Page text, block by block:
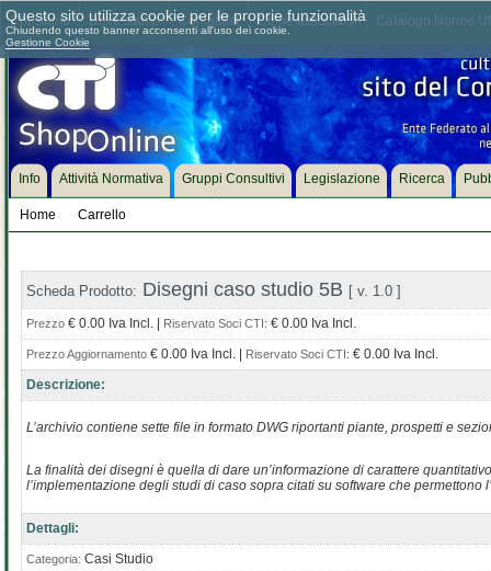
Chi siamo Dove siamo Contattaci Come associarsi
Info Attività Normativa Gruppi Consultivi Legislazione Ricerca
Home Carrello
Scheda Prodotto: Disegni caso studio 5B [ v. 1.0 ]
Prezzo € 0.00 Iva Incl. | Riservato Soci CTI: € 0.00 Iva Incl.
Prezzo Aggiornamento € 0.00 Iva Incl. | Riservato Soci CTI: € 0.00 Iva Incl.
Descrizione:
L’archivio contiene sette file in formato DWG riportanti piante, prospetti e
La finalità dei disegni è quella di dare un’informazione di carattere
l’implementazione degli studi di caso sopra citati su software che permettono
Dettagli:
Categoria: Casi Studio
Questo sito utilizza cookie per le proprie funzionalità
Chiudendo questo banner acconsenti all'uso dei cookie.
Gestione Cookie